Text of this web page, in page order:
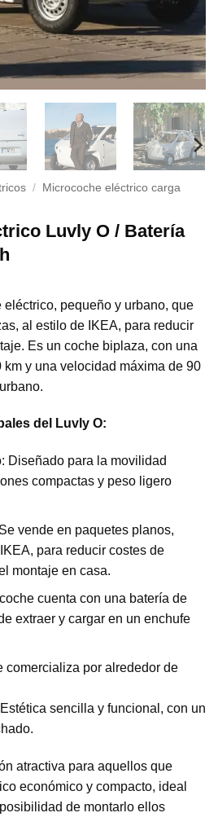
/
Microcoche eléctrico carga
Luvly O / Batería
eléctrico, pequeño y urbano, que
al estilo de IKEA, para reducir
Es un coche biplaza, con una
y una velocidad máxima de 90
del Luvly O:
Diseñado para la movilidad
compactas y peso ligero
vende en paquetes planos,
para reducir costes de
montaje en casa.
cuenta con una batería de
extraer y cargar en un enchufe
comercializa por alrededor de
sencilla y funcional, con un
atractiva para aquellos que
económico y compacto, ideal
de montarlo ellos